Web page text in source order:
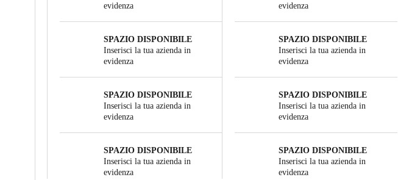
evidenza
SPAZIO DISPONIBILE
Inserisci la tua azienda in
evidenza
SPAZIO DISPONIBILE
Inserisci la tua azienda in
evidenza
SPAZIO DISPONIBILE
Inserisci la tua azienda in
evidenza
evidenza
SPAZIO DISPONIBILE
Inserisci la tua azienda in
evidenza
SPAZIO DISPONIBILE
Inserisci la tua azienda in
evidenza
SPAZIO DISPONIBILE
Inserisci la tua azienda in
evidenza